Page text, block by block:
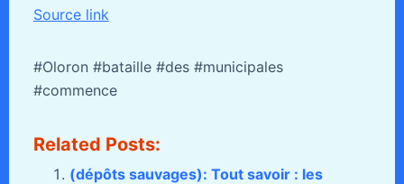
Source link
#Oloron #bataille #des #municipales
#commence
Related Posts:
(dépôts sauvages): Tout savoir : les